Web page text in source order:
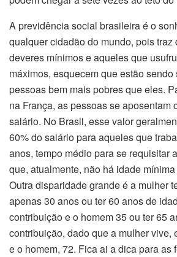
A previdência social brasileira é o
qualquer cidadão do mundo, pois traz
deveres mínimos e aqueles que
máximos, esquecem que estão
pessoas bem mais pobres que eles.
na França, as pessoas se aposentam
salário. No Brasil, esse valor
60% do salário para aqueles que
anos, tempo médio para se requisitar
que, atualmente, não há idade
Outra disparidade grande é a mulher
apenas 30 anos ou ter 60 anos de
contribuição e o homem 35 ou ter 65
contribuição, dado que a mulher vive,
e o homem, 72. Fica ai a dica para as